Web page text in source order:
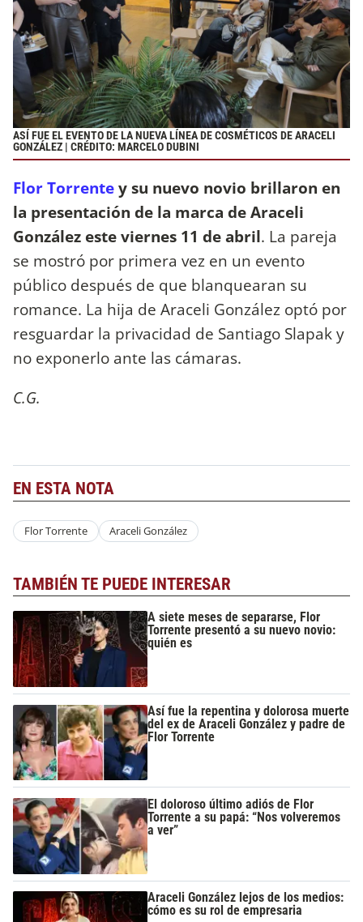
ASÍ FUE EL EVENTO DE LA NUEVA LÍNEA DE COSMÉTICOS DE ARACELI
GONZÁLEZ | CRÉDITO: MARCELO DUBINI
Flor Torrentey su nuevo novio brillaron en
la presentación de la marca de Araceli
González este viernes 11 de abril. La pareja
se mostró por primera vez en un evento
público después de que blanquearan su
romance. La hija de Araceli González optó por
resguardar la privacidad de Santiago Slapak y
no exponerlo ante las cámaras.
C.G.
EN ESTA NOTA
Flor Torrente Araceli González
TAMBIÉN TE PUEDE INTERESAR
A siete meses de separarse, Flor
Torrente presentó a su nuevo novio:
quién es
Así fue la repentina y dolorosa muerte
del ex de Araceli González y padre de
Flor Torrente
El doloroso último adiós de Flor
Torrente a su papá: “Nos volveremos
a ver”
Araceli González lejos de los medios:
cómo es su rol de empresaria